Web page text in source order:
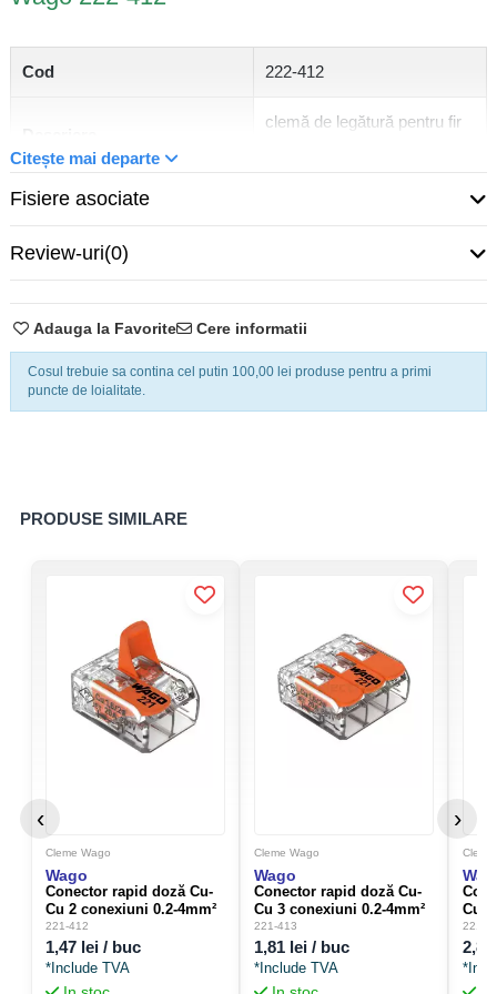
Adauga la Favorite
Cosul trebuie sa contina cel putin 100,00 lei produse pentru a primi
puncte de loialitate.
Cere informatii
Cod 222-412
clemă de legătură pentru fir
Categorie de supratensiune
Culoare carcasă
Tensiune nominală 400 V
Tensiune nominală de
4 kV
Număr de conexiuni
Dimensiuni
Lățime 12,4 mm
Adâncime
La ce se folosește produsul? (Gama Wago
222)
Citește mai departe
Fisiere asociate
Review-uri(0)
PRODUSE SIMILARE
‹
Cleme Wago
Wago
Conector rapid doză Cu-
Cu 2 conexiuni 0.2-4mm²
cu clapetă portocalie 221-
412 - WAGO 221-412
221-412
1,47 lei / buc
*Include TVA
Cleme Wago
Wago
Conector rapid doză Cu-
Cu 3 conexiuni 0.2-4mm²
cu clapetă portocalie -
WAGO 221-413
221-413
1,81 lei / buc
*Include TVA
Cu
cu
221-
›